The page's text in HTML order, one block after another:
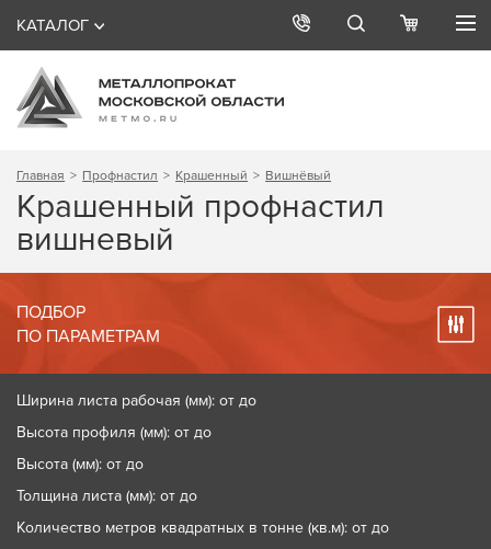
КАТАЛОГ
Главная Профнастил Крашенный Вишнёвый
Крашенный профнастил
вишневый
ПОДБОР
ПО ПАРАМЕТРАМ
Ширина листа рабочая (мм): от до
Высота профиля (мм): от до
Высота (мм): от до
Толщина листа (мм): от до
Количество метров квадратных в тонне (кв.м): от до